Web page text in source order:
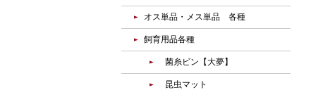
オス単品・メス単品 各種
飼育用品各種
菌糸ビン【大夢】
昆虫マット